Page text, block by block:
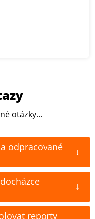
otázky...
odpracované
↓
↓
reporty